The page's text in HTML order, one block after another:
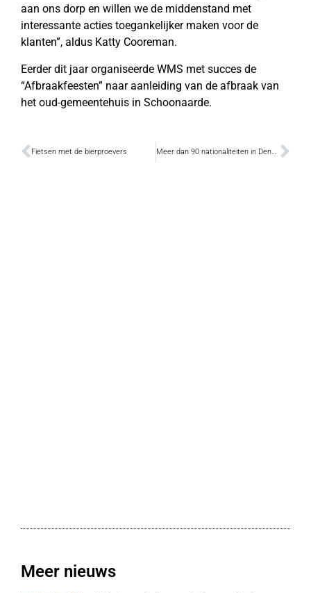
aan ons dorp en willen we de middenstand met
interessante acties toegankelijker maken voor de
klanten”, aldus Katty Cooreman.
Eerder dit jaar organiseerde WMS met succes de
“Afbraakfeesten” naar aanleiding van de afbraak van
het oud-gemeentehuis in Schoonaarde.
Fietsen met de bierproevers Meer dan 90 nationaliteiten in Dendermonde
Meer nieuws